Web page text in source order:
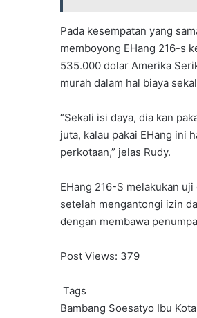
Pada kesempatan yang
memboyong EHang 216-s
535.000 dolar Amerika
murah dalam hal biaya
“Sekali isi daya, dia kan
juta, kalau pakai EHang ini
perkotaan,” jelas Rudy.
EHang 216-S melakukan
setelah mengantongi izin
dengan membawa
Post Views: 379
Tags
Bambang Soesatyo Ibu